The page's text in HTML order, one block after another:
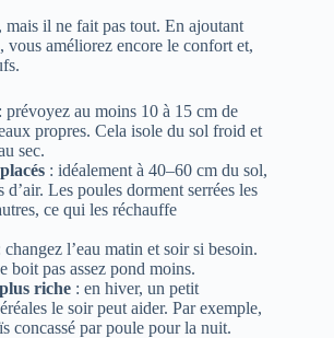
mais il ne fait pas tout. En ajoutant
vous améliorez encore le confort et,
: prévoyez au moins 10 à 15 cm de
propres. Cela isole du sol froid et
sec.
: idéalement à 40–60 cm du sol,
d’air. Les poules dorment serrées les
ce qui les réchauffe
changez l’eau matin et soir si besoin.
boit pas assez pond moins.
riche : en hiver, un petit
le soir peut aider. Par exemple,
concassé par poule pour la nuit.